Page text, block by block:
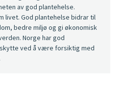
av god plantehelse.
livet. God plantehelse bidrar til
bedre miljø og gi økonomisk
Norge har god
ved å være forsiktig med